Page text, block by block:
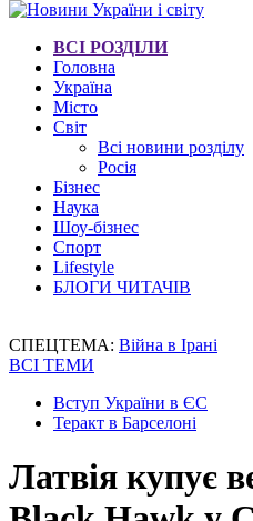
ВСІ РОЗДІЛИ
Головна
Україна
Місто
Світ
Всі новини розділу
Росія
Бізнес
Наука
Шоу-бізнес
Спорт
Lifestyle
БЛОГИ ЧИТАЧІВ
СПЕЦТЕМА: Війна в Ірані
ВСІ ТЕМИ
Вступ України в ЄС
Теракт в Барселоні
Латвія купує